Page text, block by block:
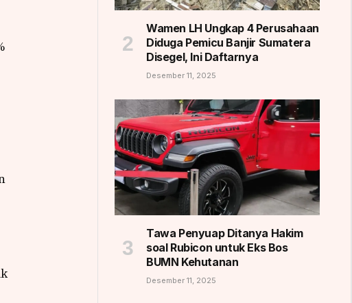
Wamen LH Ungkap 4 Perusahaan
Diduga Pemicu Banjir Sumatera
Disegel, Ini Daftarnya
Desember 11, 2025
Tawa Penyuap Ditanya Hakim
soal Rubicon untuk Eks Bos
BUMN Kehutanan
Desember 11, 2025